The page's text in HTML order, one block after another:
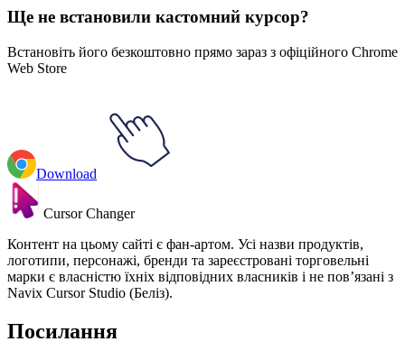
Ще не встановили кастомний курсор?
Встановіть його безкоштовно прямо зараз з офіційного Chrome
Web Store
Download
Cursor Changer
Контент на цьому сайті є фан-артом. Усі назви продуктів,
логотипи, персонажі, бренди та зареєстровані торговельні
марки є власністю їхніх відповідних власників і не пов’язані з
Navix Cursor Studio (Беліз).
Посилання